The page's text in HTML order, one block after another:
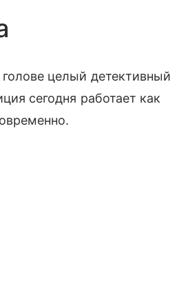
целый детективный
сегодня работает как